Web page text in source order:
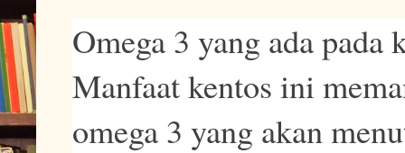
Omega 3 yang ada pada
Manfaat kentos ini
omega 3 yang akan